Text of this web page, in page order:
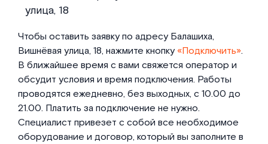
улица, 18
Чтобы оставить заявку по адресу Балашиха,
Вишнёвая улица, 18, нажмите кнопку«Подключить».
В ближайшее время с вами свяжется оператор и
обсудит условия и время подключения. Работы
проводятся ежедневно, без выходных, с 10.00 до
21.00. Платить за подключение не нужно.
Специалист привезет с собой все необходимое
оборудование и договор, который вы заполните в